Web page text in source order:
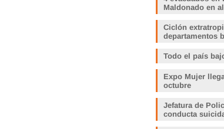
Maldonado en
Ciclón
departamentos
Todo el país
Expo Mujer
octubre
Jefatura de
conducta